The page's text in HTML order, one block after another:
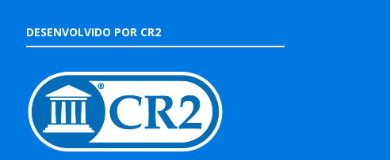
DESENVOLVIDO POR CR2